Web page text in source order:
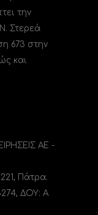
την
Στερεά
673 στην
και
ΑΕ -
Πάτρα.
ΔΟΥ: A